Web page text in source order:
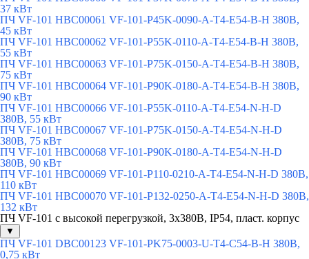
37 кВт
ПЧ VF-101 HBC00061 VF-101-P45K-0090-A-T4-E54-B-H 380В,
45 кВт
ПЧ VF-101 HBC00062 VF-101-P55K-0110-A-T4-E54-B-H 380В,
55 кВт
ПЧ VF-101 HBC00063 VF-101-P75K-0150-A-T4-E54-B-H 380В,
75 кВт
ПЧ VF-101 HBC00064 VF-101-P90K-0180-A-T4-E54-B-H 380В,
90 кВт
ПЧ VF-101 HBC00066 VF-101-P55K-0110-A-T4-E54-N-H-D
380В, 55 кВт
ПЧ VF-101 HBC00067 VF-101-P75K-0150-A-T4-E54-N-H-D
380В, 75 кВт
ПЧ VF-101 HBC00068 VF-101-P90K-0180-A-T4-E54-N-H-D
380В, 90 кВт
ПЧ VF-101 HBC00069 VF-101-P110-0210-A-T4-E54-N-H-D 380В,
110 кВт
ПЧ VF-101 HBC00070 VF-101-P132-0250-A-T4-E54-N-H-D 380В,
132 кВт
ПЧ VF-101 с высокой перегрузкой, 3х380В, IP54, пласт. корпус
▼
ПЧ VF-101 DBC00123 VF-101-PK75-0003-U-T4-C54-B-H 380В,
0,75 кВт